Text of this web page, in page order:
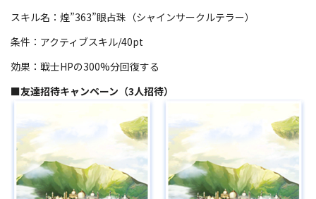
スキル名：煌”363”眼占珠（シャインサークルテラー）
条件：アクティブスキル/40pt
効果：戦士HPの300%分回復する
■友達招待キャンペーン（3人招待）